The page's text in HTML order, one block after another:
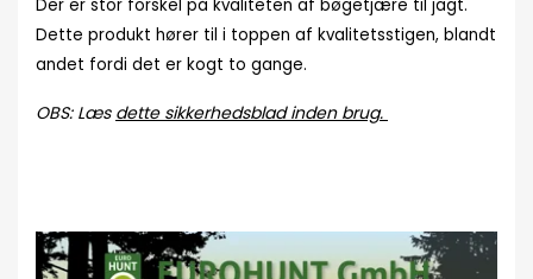
Der er stor forskel på kvaliteten af bøgetjære til jagt.
Dette produkt hører til i toppen af kvalitetsstigen, blandt
andet fordi det er kogt to gange.
OBS: Læs dette sikkerhedsblad inden brug.